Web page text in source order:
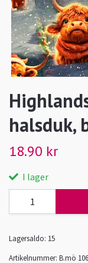
halsduk,
18.90 kr
I lager
Lagersaldo: 15
Artikelnummer: B.mö